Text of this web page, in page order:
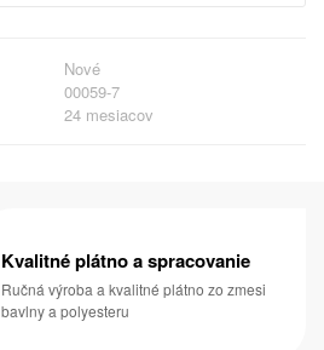
Nové
00059-7
24 mesiacov
Kvalitné plátno a spracovanie
Ručná výroba a kvalitné plátno zo zmesi
bavlny a polyesteru